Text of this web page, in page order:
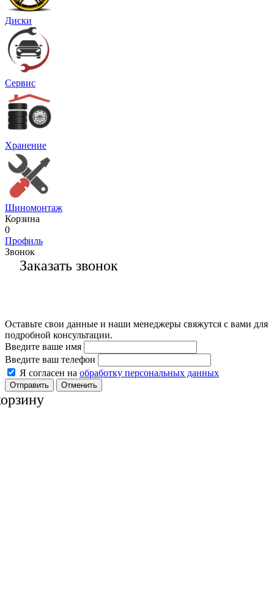
Диски
Сервис
Хранение
Шиномонтаж
Корзина
0
Профиль
Звонок
Заказать звонок
Оставьте свои данные и наши менеджеры свяжутся с вами для
подробной консультации.
Введите ваше имя
Введите ваш телефон
Я согласен на обработку персональных данных
Отменить